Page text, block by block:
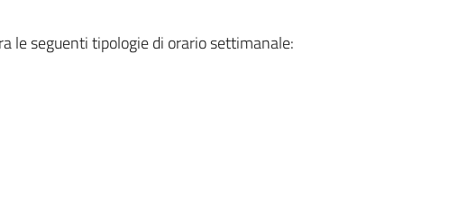
le seguenti tipologie di orario settimanale: